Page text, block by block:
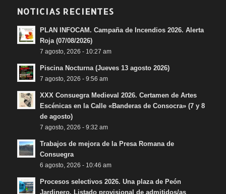
NOTICIAS RECIENTES
PLAN INFOCAM. Campaña de Incendios 2026. Alerta
Roja (07/08/2026)
7 agosto, 2026 - 10:27 am
Piscina Nocturna (Jueves 13 agosto 2026)
7 agosto, 2026 - 9:56 am
XXX Consuegra Medieval 2026. Certamen de Artes
Escénicas en la Calle «Banderas de Consocra» (7 y 8
de agosto)
7 agosto, 2026 - 9:32 am
Trabajos de mejora de la Presa Romana de
Consuegra
6 agosto, 2026 - 10:46 am
Procesos selectivos 2026. Una plaza de Peón
Jardinero. Listado provisional de admitidos/as